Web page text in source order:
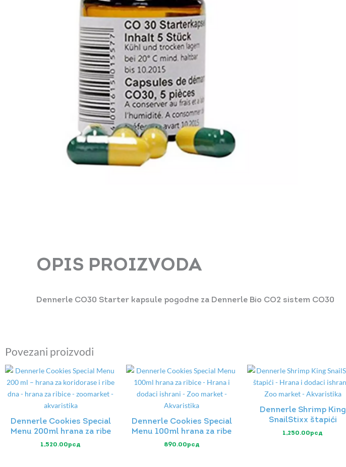
OPIS PROIZVODA
Dennerle CO30 Starter kapsule pogodne za Dennerle Bio CO2 sistem CO30
Povezani proizvodi
Dennerle Cookies Special
Menu 200ml hrana za ribe
1,520.00рсд
Dennerle Cookies Special
Menu 100ml hrana za ribe
890.00рсд
Dennerle Shrimp King
SnailStixx štapići
1,250.00рсд